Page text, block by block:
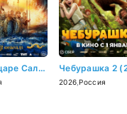
Сказка о царе Салтане (2026) Чебурашка 2
2026 ,Россия